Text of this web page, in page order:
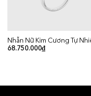
68.750.000₫